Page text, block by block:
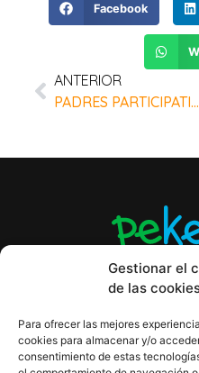
Gestionar el
de las
Para ofrecer las mejores
cookies para almacenar y/o
consentimiento de estas
Facebook
ANTERIOR
PADRES PARTICIPATIVOS, MÁS FÁCIL CON LA AGENDA INFANTIL PEKEBOOK